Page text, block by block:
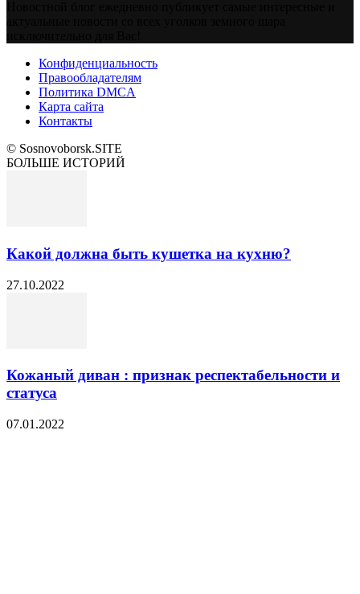
Конфиденциальность
Правообладателям
Политика DMCA
Карта сайта
Контакты
© Sosnovoborsk.SITE
БОЛЬШЕ ИСТОРИЙ
Какой должна быть кушетка на кухню?
27.10.2022
Кожаный диван : признак респектабельности и
статуса
07.01.2022